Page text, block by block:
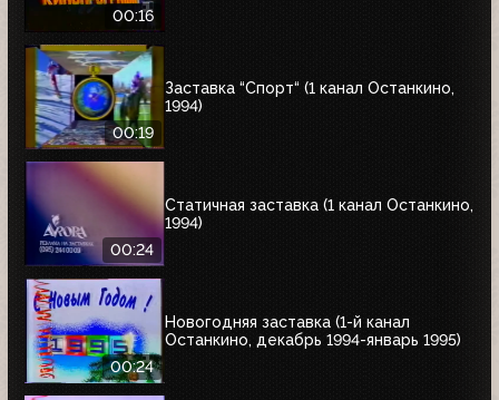
00:16
00:19
Заставка “Спорт“ (1 канал Останкино,
1994)
00:24
Статичная заставка (1 канал Останкино,
1994)
00:24
Новогодняя заставка (1-й канал
Останкино, декабрь 1994-январь 1995)